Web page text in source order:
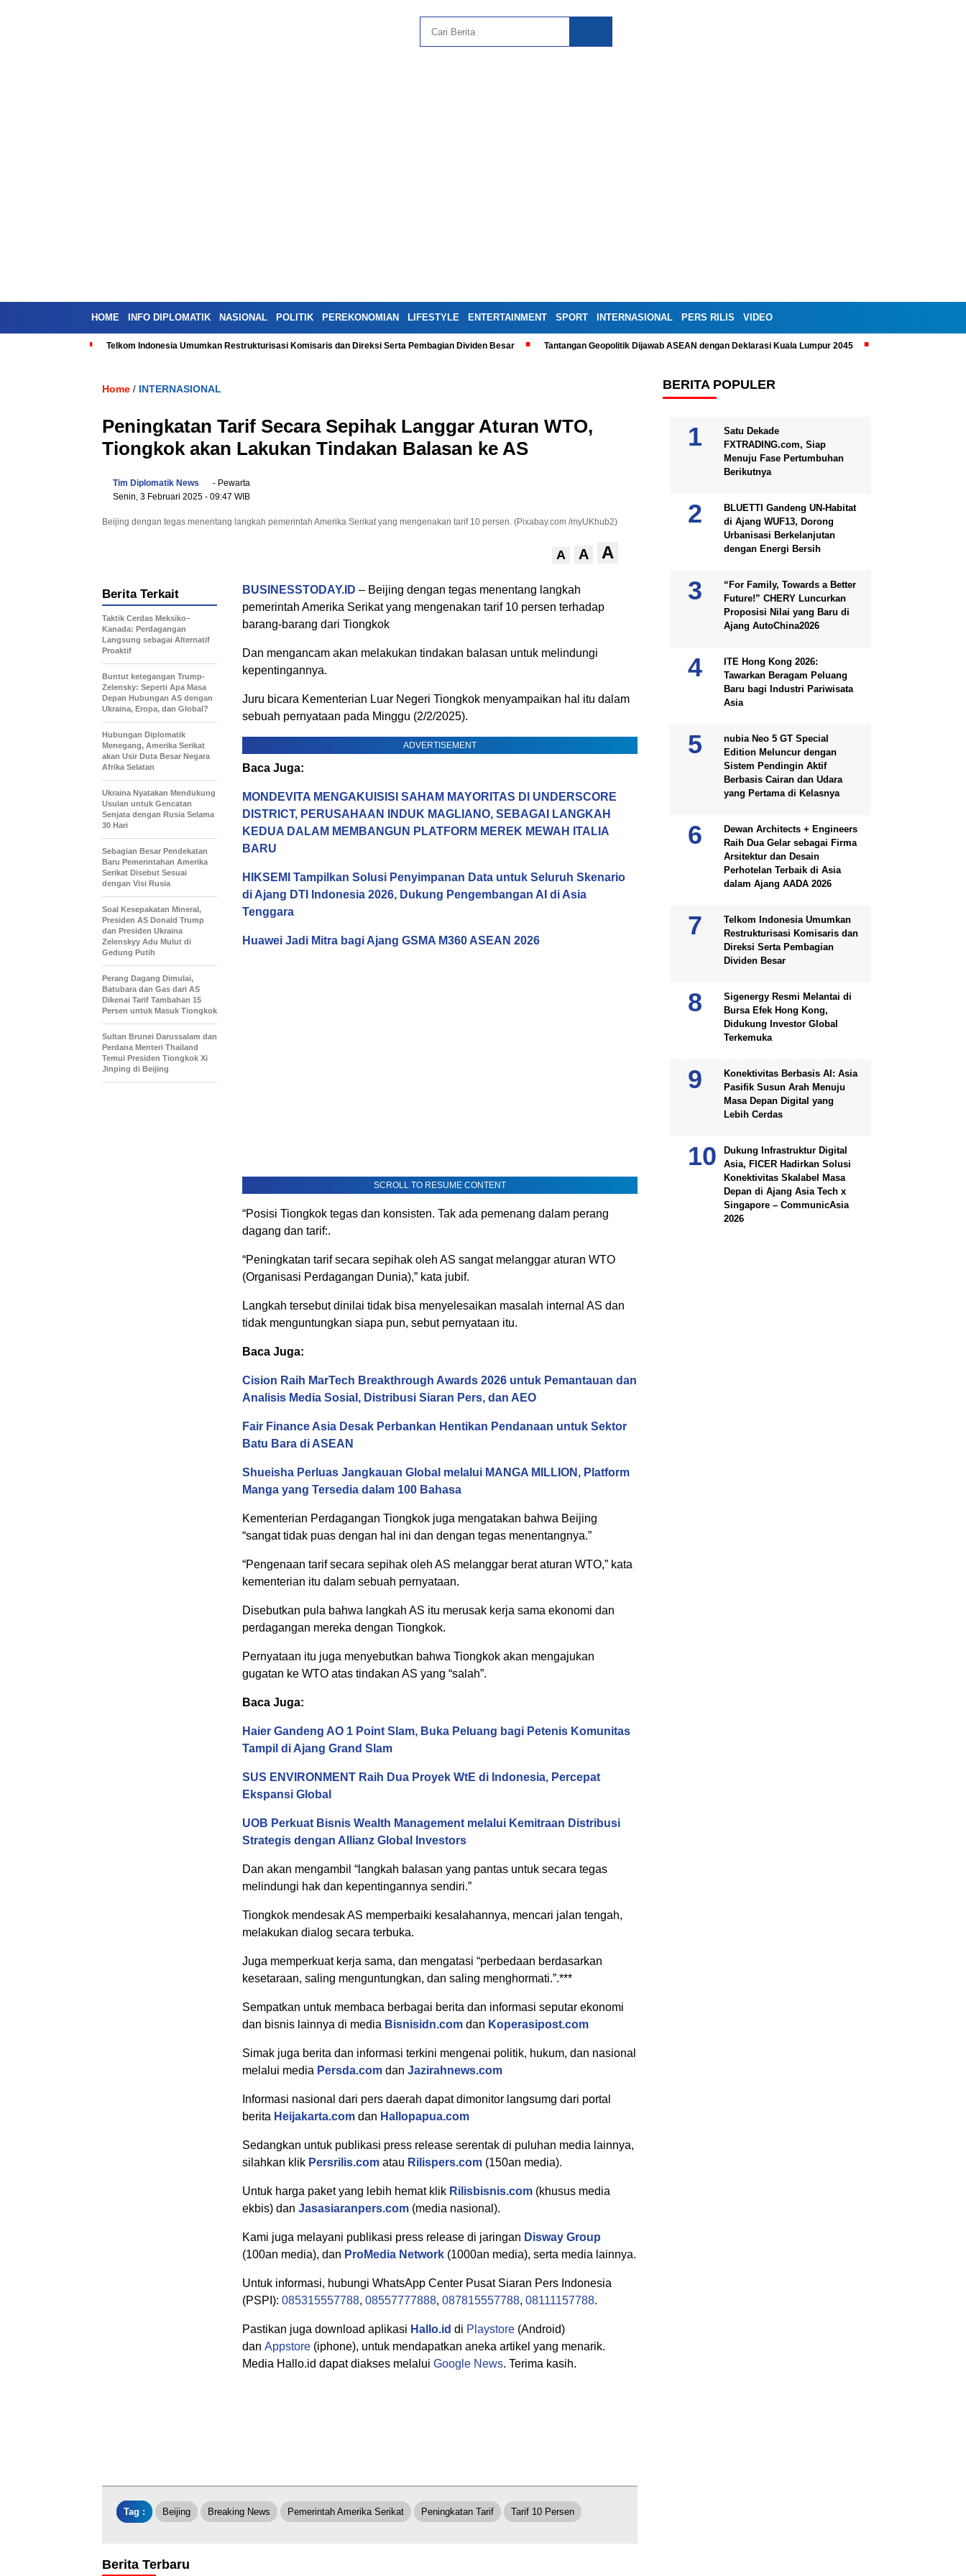
HOME INFO DIPLOMATIK NASIONAL POLITIK PEREKONOMIAN LIFESTYLE ENTERTAINMENT SPORT INTERNASIONAL PERS RILIS VIDEO
Telkom Indonesia Umumkan Restrukturisasi Komisaris dan Direksi Serta Pembagian Dividen Besar Tantangan Geopolitik Dijawab ASEAN dengan Deklarasi Kuala Lumpur 2045
Home / INTERNASIONAL
Peningkatan Tarif Secara Sepihak Langgar Aturan WTO,
Tiongkok akan Lakukan Tindakan Balasan ke AS
Tim Diplomatik News
- Pewarta
Senin, 3 Februari 2025 - 09:47 WIB
Beijing dengan tegas menentang langkah pemerintah Amerika Serikat yang mengenakan tarif 10 persen. (Pixabay.com /myUKhub2)
A A A
BUSINESSTODAY.ID – Beijing dengan tegas menentang langkah
pemerintah Amerika Serikat yang mengenakan tarif 10 persen terhadap
barang-barang dari Tiongkok
Dan mengancam akan melakukan tindakan balasan untuk melindungi
kepentingannya.
Juru bicara Kementerian Luar Negeri Tiongkok menyampaikan hal itu dalam
sebuah pernyataan pada Minggu (2/2/2025).
ADVERTISEMENT
Baca Juga:
MONDEVITA MENGAKUISISI SAHAM MAYORITAS DI UNDERSCORE
DISTRICT, PERUSAHAAN INDUK MAGLIANO, SEBAGAI LANGKAH
KEDUA DALAM MEMBANGUN PLATFORM MEREK MEWAH ITALIA
BARU
HIKSEMI Tampilkan Solusi Penyimpanan Data untuk Seluruh Skenario
di Ajang DTI Indonesia 2026, Dukung Pengembangan AI di Asia
Tenggara
Huawei Jadi Mitra bagi Ajang GSMA M360 ASEAN 2026
SCROLL TO RESUME CONTENT
“Posisi Tiongkok tegas dan konsisten. Tak ada pemenang dalam perang
dagang dan tarif:.
“Peningkatan tarif secara sepihak oleh AS sangat melanggar aturan WTO
(Organisasi Perdagangan Dunia),” kata jubif.
Langkah tersebut dinilai tidak bisa menyelesaikan masalah internal AS dan
tidak menguntungkan siapa pun, sebut pernyataan itu.
Baca Juga:
Cision Raih MarTech Breakthrough Awards 2026 untuk Pemantauan dan
Analisis Media Sosial, Distribusi Siaran Pers, dan AEO
Fair Finance Asia Desak Perbankan Hentikan Pendanaan untuk Sektor
Batu Bara di ASEAN
Shueisha Perluas Jangkauan Global melalui MANGA MILLION, Platform
Manga yang Tersedia dalam 100 Bahasa
Kementerian Perdagangan Tiongkok juga mengatakan bahwa Beijing
“sangat tidak puas dengan hal ini dan dengan tegas menentangnya.”
“Pengenaan tarif secara sepihak oleh AS melanggar berat aturan WTO,” kata
kementerian itu dalam sebuah pernyataan.
Disebutkan pula bahwa langkah AS itu merusak kerja sama ekonomi dan
perdagangan mereka dengan Tiongkok.
Pernyataan itu juga menyebutkan bahwa Tiongkok akan mengajukan
gugatan ke WTO atas tindakan AS yang “salah”.
Baca Juga:
Haier Gandeng AO 1 Point Slam, Buka Peluang bagi Petenis Komunitas
Tampil di Ajang Grand Slam
SUS ENVIRONMENT Raih Dua Proyek WtE di Indonesia, Percepat
Ekspansi Global
UOB Perkuat Bisnis Wealth Management melalui Kemitraan Distribusi
Strategis dengan Allianz Global Investors
Dan akan mengambil “langkah balasan yang pantas untuk secara tegas
melindungi hak dan kepentingannya sendiri.”
Tiongkok mendesak AS memperbaiki kesalahannya, mencari jalan tengah,
melakukan dialog secara terbuka.
Juga memperkuat kerja sama, dan mengatasi “perbedaan berdasarkan
kesetaraan, saling menguntungkan, dan saling menghormati.”.***
Sempatkan untuk membaca berbagai berita dan informasi seputar ekonomi
dan bisnis lainnya di media Bisnisidn.com dan Koperasipost.com
Simak juga berita dan informasi terkini mengenai politik, hukum, dan nasional
melalui media Persda.com dan Jazirahnews.com
Informasi nasional dari pers daerah dapat dimonitor langsumg dari portal
berita Heijakarta.com dan Hallopapua.com
Sedangkan untuk publikasi press release serentak di puluhan media lainnya,
silahkan klik Persrilis.com atau Rilispers.com (150an media).
Untuk harga paket yang lebih hemat klik Rilisbisnis.com (khusus media
ekbis) dan Jasasiaranpers.com (media nasional).
Kami juga melayani publikasi press release di jaringan Disway Group
(100an media), dan ProMedia Network (1000an media), serta media lainnya.
Untuk informasi, hubungi WhatsApp Center Pusat Siaran Pers Indonesia
(PSPI): 085315557788, 08557777888, 087815557788, 08111157788.
Pastikan juga download aplikasi Hallo.id di Playstore (Android)
dan Appstore (iphone), untuk mendapatkan aneka artikel yang menarik.
Media Hallo.id dapat diakses melalui Google News. Terima kasih.
Berita Terkait
Taktik Cerdas Meksiko–
Kanada: Perdagangan
Langsung sebagai Alternatif
Proaktif
Buntut ketegangan Trump-
Zelensky: Seperti Apa Masa
Depan Hubungan AS dengan
Ukraina, Eropa, dan Global?
Hubungan Diplomatik
Menegang, Amerika Serikat
akan Usir Duta Besar Negara
Afrika Selatan
Ukraina Nyatakan Mendukung
Usulan untuk Gencatan
Senjata dengan Rusia Selama
30 Hari
Sebagian Besar Pendekatan
Baru Pemerintahan Amerika
Serikat Disebut Sesuai
dengan Visi Rusia
Soal Kesepakatan Mineral,
Presiden AS Donald Trump
dan Presiden Ukraina
Zelenskyy Adu Mulut di
Gedung Putih
Perang Dagang Dimulai,
Batubara dan Gas dari AS
Dikenai Tarif Tambahan 15
Persen untuk Masuk Tiongkok
Sultan Brunei Darussalam dan
Perdana Menteri Thailand
Temui Presiden Tiongkok Xi
Jinping di Beijing
Tag : Beijing Breaking News Pemerintah Amerika Serikat Peningkatan Tarif Tarif 10 Persen
Berita Terbaru
BERITA POPULER
Satu Dekade
FXTRADING.com, Siap
Menuju Fase Pertumbuhan
Berikutnya
BLUETTI Gandeng UN-Habitat
di Ajang WUF13, Dorong
Urbanisasi Berkelanjutan
dengan Energi Bersih
“For Family, Towards a Better
Future!” CHERY Luncurkan
Proposisi Nilai yang Baru di
Ajang AutoChina2026
ITE Hong Kong 2026:
Tawarkan Beragam Peluang
Baru bagi Industri Pariwisata
Asia
nubia Neo 5 GT Special
Edition Meluncur dengan
Sistem Pendingin Aktif
Berbasis Cairan dan Udara
yang Pertama di Kelasnya
Dewan Architects + Engineers
Raih Dua Gelar sebagai Firma
Arsitektur dan Desain
Perhotelan Terbaik di Asia
dalam Ajang AADA 2026
Telkom Indonesia Umumkan
Restrukturisasi Komisaris dan
Direksi Serta Pembagian
Dividen Besar
Sigenergy Resmi Melantai di
Bursa Efek Hong Kong,
Didukung Investor Global
Terkemuka
Konektivitas Berbasis AI: Asia
Pasifik Susun Arah Menuju
Masa Depan Digital yang
Lebih Cerdas
Dukung Infrastruktur Digital
Asia, FICER Hadirkan Solusi
Konektivitas Skalabel Masa
Depan di Ajang Asia Tech x
Singapore – CommunicAsia
2026